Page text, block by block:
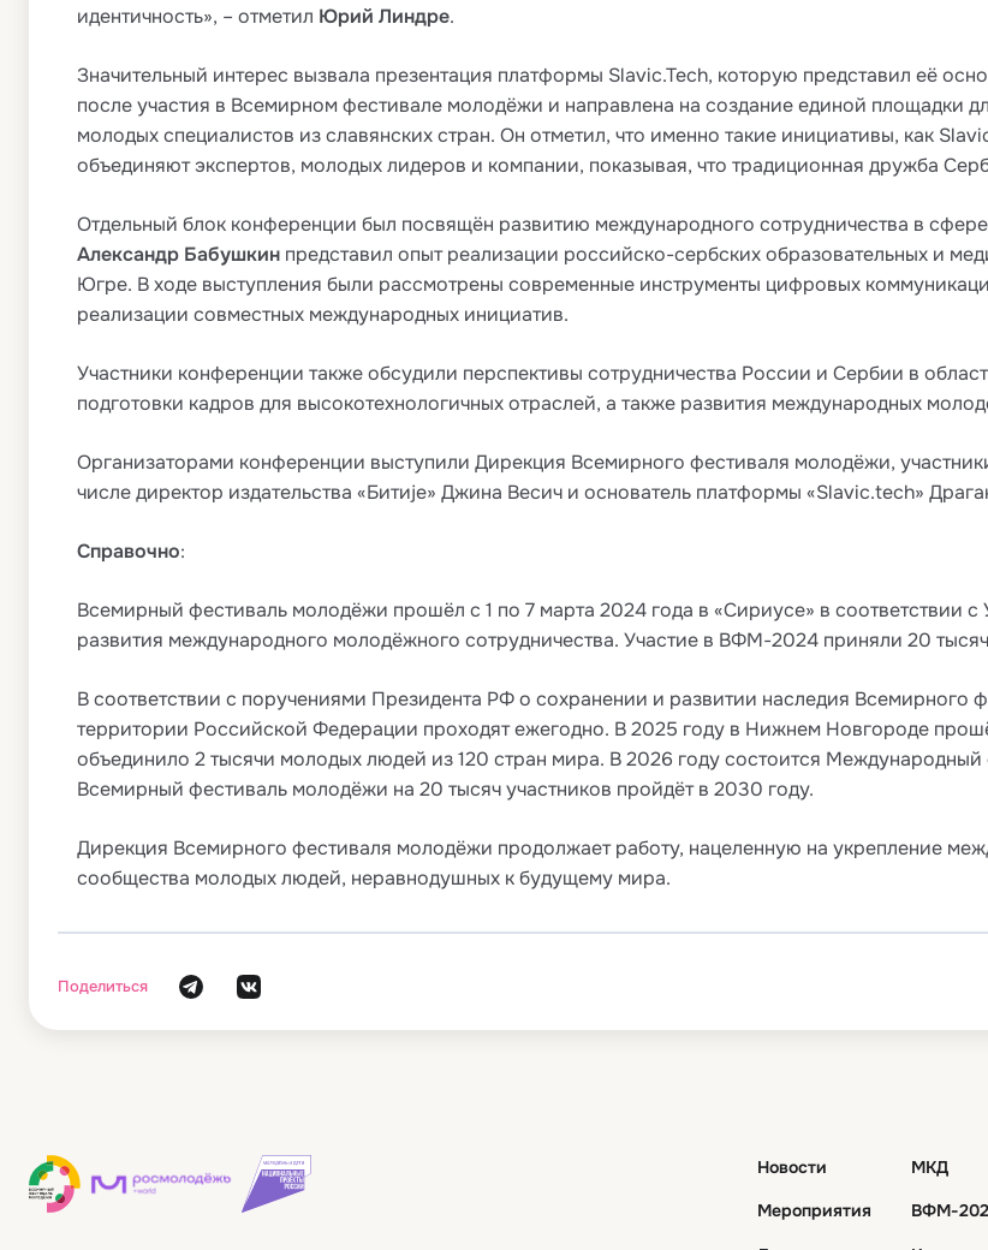
идентичность», – отметил Юрий Линдре.
Значительный интерес вызвала презентация платформы Slavic.Tech, которую представил её
после участия в Всемирном фестивале молодёжи и направлена на создание единой площадки
молодых специалистов из славянских стран. Он отметил, что именно такие инициативы, как
объединяют экспертов, молодых лидеров и компании, показывая, что традиционная дружба
Отдельный блок конференции был посвящён развитию международного сотрудничества в
Александр Бабушкин представил опыт реализации российско-сербских образовательных и
Югре. В ходе выступления были рассмотрены современные инструменты цифровых
реализации совместных международных инициатив.
Участники конференции также обсудили перспективы сотрудничества России и Сербии в
подготовки кадров для высокотехнологичных отраслей, а также развития международных
Организаторами конференции выступили Дирекция Всемирного фестиваля молодёжи,
числе директор издательства «Битиjе» Джина Весич и основатель платформы «Slavic.tech»
Справочно:
Всемирный фестиваль молодёжи прошёл с 1 по 7 марта 2024 года в «Сириусе» в соответствии
развития международного молодёжного сотрудничества. Участие в ВФМ-2024 приняли 20
В соответствии с поручениями Президента РФ о сохранении и развитии наследия
территории Российской Федерации проходят ежегодно. В 2025 году в Нижнем Новгороде
объединило 2 тысячи молодых людей из 120 стран мира. В 2026 году состоится
Всемирный фестиваль молодёжи на 20 тысяч участников пройдёт в 2030 году.
Дирекция Всемирного фестиваля молодёжи продолжает работу, нацеленную на укрепление
сообщества молодых людей, неравнодушных к будущему мира.
Поделиться
Новости МКД
Мероприятия ВФМ-